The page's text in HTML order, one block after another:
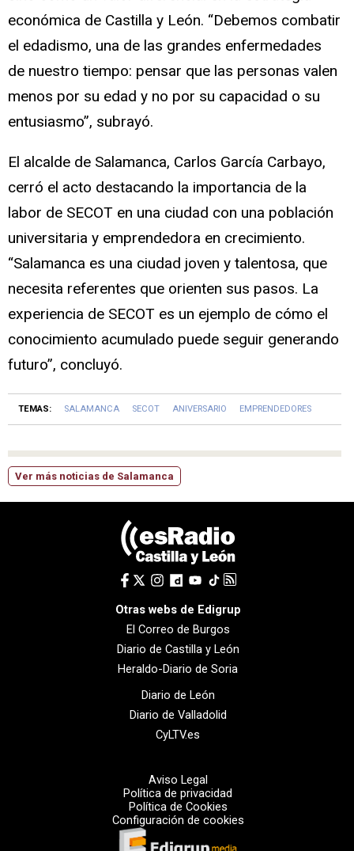
económica de Castilla y León. “Debemos combatir
el edadismo, una de las grandes enfermedades
de nuestro tiempo: pensar que las personas valen
menos por su edad y no por su capacidad o su
entusiasmo”, subrayó.
El alcalde de Salamanca, Carlos García Carbayo,
cerró el acto destacando la importancia de la
labor de SECOT en una ciudad con una población
universitaria y emprendedora en crecimiento.
“Salamanca es una ciudad joven y talentosa, que
necesita referentes que orienten sus pasos. La
experiencia de SECOT es un ejemplo de cómo el
conocimiento acumulado puede seguir generando
futuro”, concluyó.
TEMAS: SALAMANCA SECOT ANIVERSARIO EMPRENDEDORES
Ver más noticias de Salamanca
Otras webs de Edigrup
El Correo de Burgos
Diario de Castilla y León
Heraldo-Diario de Soria
Diario de León
Diario de Valladolid
CyLTV.es
Aviso Legal
Política de privacidad
Política de Cookies
Configuración de cookies